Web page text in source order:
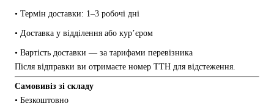
• Термін доставки: 1–3 робочі дні
• Доставка у відділення або кур’єром
• Вартість доставки — за тарифами перевізника
Після відправки ви отримаєте номер ТТН для відстеження.
Самовивіз зі складу
• Безкоштовно